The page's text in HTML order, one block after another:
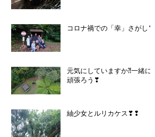
コロナ禍での「幸」さがし❣
元気にしていますか⁈一緒に
頑張ろう❣
紬少女とルリカケス❣❢